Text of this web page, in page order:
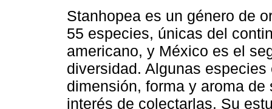
Stanhopea es un género de
55 especies, únicas del
americano, y México es el
diversidad. Algunas
dimensión, forma y aroma
interés de colectarlas. Su